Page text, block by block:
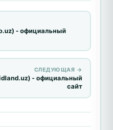
- официальный
СЛЕДУЮЩАЯ →
- официальный
сайт